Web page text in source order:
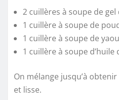
2 cuillères à soupe de gel
1 cuillère à soupe de
1 cuillère à soupe de
1 cuillère à soupe d’huile
On mélange jusqu’à
et lisse.